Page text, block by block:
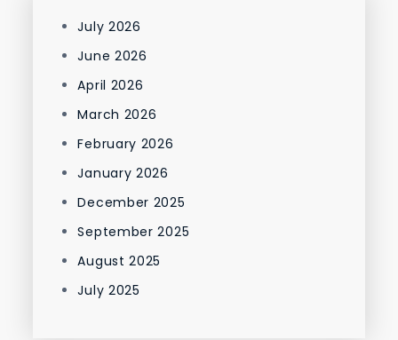
July 2026
June 2026
April 2026
March 2026
February 2026
January 2026
December 2025
September 2025
August 2025
July 2025